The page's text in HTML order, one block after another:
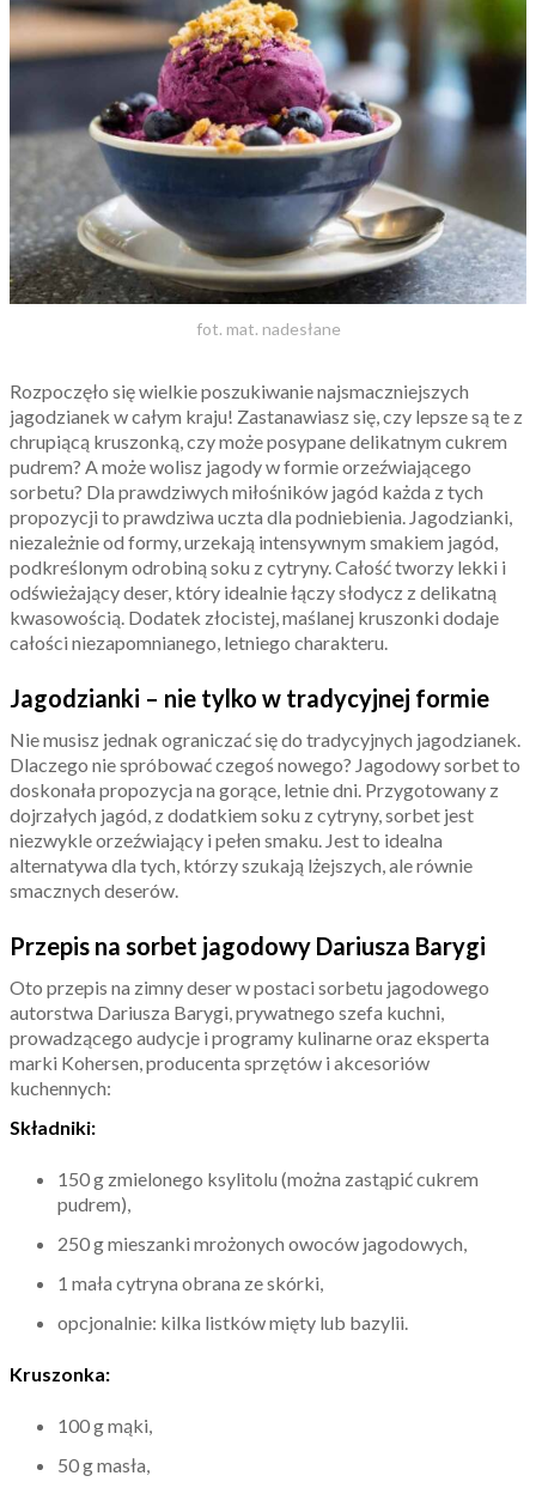
fot. mat. nadesłane
Rozpoczęło się wielkie poszukiwanie najsmaczniejszych
jagodzianek w całym kraju! Zastanawiasz się, czy lepsze są te z
chrupiącą kruszonką, czy może posypane delikatnym cukrem
pudrem? A może wolisz jagody w formie orzeźwiającego
sorbetu? Dla prawdziwych miłośników jagód każda z tych
propozycji to prawdziwa uczta dla podniebienia. Jagodzianki,
niezależnie od formy, urzekają intensywnym smakiem jagód,
podkreślonym odrobiną soku z cytryny. Całość tworzy lekki i
odświeżający deser, który idealnie łączy słodycz z delikatną
kwasowością. Dodatek złocistej, maślanej kruszonki dodaje
całości niezapomnianego, letniego charakteru.
Jagodzianki – nie tylko w tradycyjnej formie
Nie musisz jednak ograniczać się do tradycyjnych jagodzianek.
Dlaczego nie spróbować czegoś nowego? Jagodowy sorbet to
doskonała propozycja na gorące, letnie dni. Przygotowany z
dojrzałych jagód, z dodatkiem soku z cytryny, sorbet jest
niezwykle orzeźwiający i pełen smaku. Jest to idealna
alternatywa dla tych, którzy szukają lżejszych, ale równie
smacznych deserów.
Przepis na sorbet jagodowy Dariusza Barygi
Oto przepis na zimny deser w postaci sorbetu jagodowego
autorstwa Dariusza Barygi, prywatnego szefa kuchni,
prowadzącego audycje i programy kulinarne oraz eksperta
marki Kohersen, producenta sprzętów i akcesoriów
kuchennych:
Składniki:
150 g zmielonego ksylitolu (można zastąpić cukrem
pudrem),
250 g mieszanki mrożonych owoców jagodowych,
1 mała cytryna obrana ze skórki,
opcjonalnie: kilka listków mięty lub bazylii.
Kruszonka:
100 g mąki,
50 g masła,